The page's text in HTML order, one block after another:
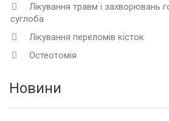
Лікування травм і захворювань
суглоба
Лікування переломів кісток
Остеотомія
Новини